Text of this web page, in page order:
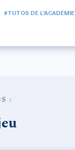
#TUTOS DE L'ACADÉMIE
: